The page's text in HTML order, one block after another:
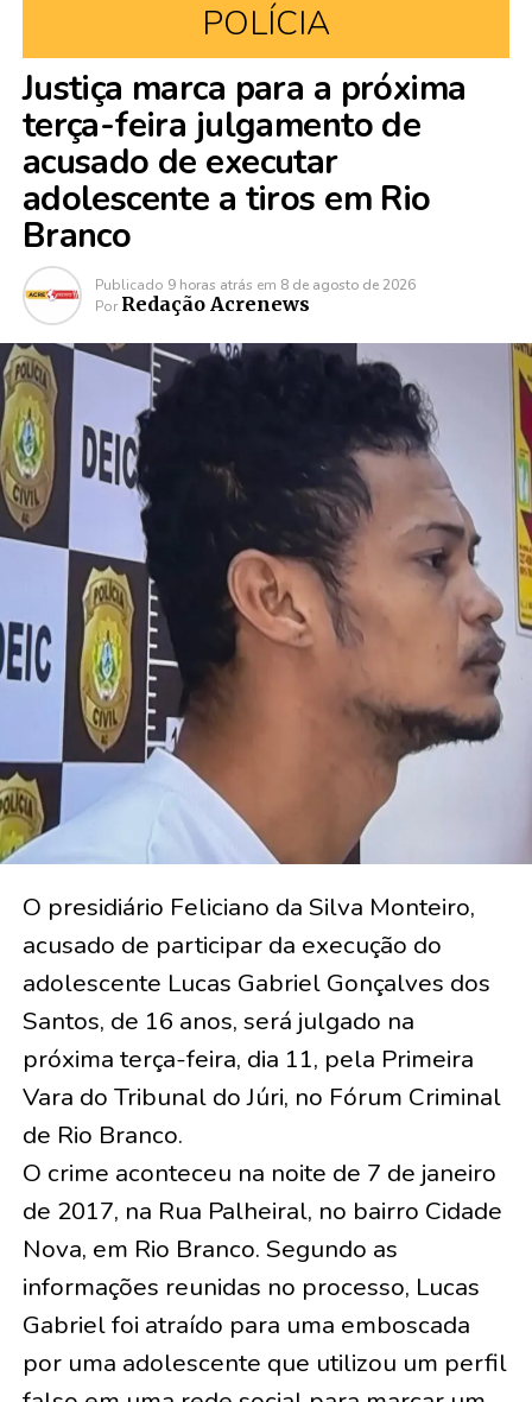
POLÍCIA
Justiça marca para a próxima
terça-feira julgamento de
acusado de executar
adolescente a tiros em Rio
Branco
Publicado 9 horas atrás em 8 de agosto de 2026
Por Redação Acrenews
O presidiário Feliciano da Silva Monteiro,
acusado de participar da execução do
adolescente Lucas Gabriel Gonçalves dos
Santos, de 16 anos, será julgado na
próxima terça-feira, dia 11, pela Primeira
Vara do Tribunal do Júri, no Fórum Criminal
de Rio Branco.
O crime aconteceu na noite de 7 de janeiro
de 2017, na Rua Palheiral, no bairro Cidade
Nova, em Rio Branco. Segundo as
informações reunidas no processo, Lucas
Gabriel foi atraído para uma emboscada
por uma adolescente que utilizou um perfil